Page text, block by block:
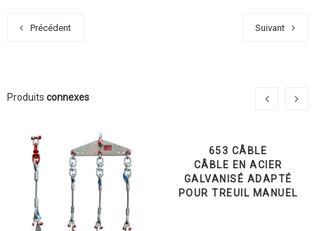
Précédent Suivant
Produits connexes
653 CÂBLE
CÂBLE EN ACIER
GALVANISÉ ADAPTÉ
POUR TREUIL MANUEL